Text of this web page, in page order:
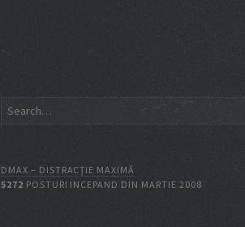
DMAX – DISTRACŢIE MAXIMĂ
5272 POSTURI INCEPAND DIN MARTIE 2008